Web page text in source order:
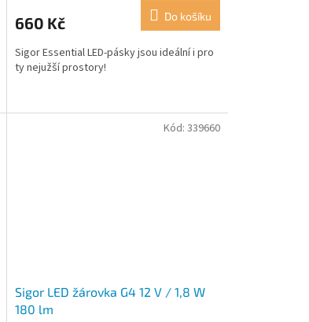
660 Kč Do košíku
Sigor Essential LED-pásky jsou ideální i pro
ty nejužší prostory!
Sigor LED žárovka G4 12 V / 1,8 W
180 lm
Kód: 339660